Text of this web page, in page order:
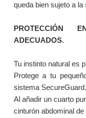
queda bien sujeto a
PROTECCIÓN
ADECUADOS.
Tu instinto natural es
Protege a tu
sistema SecureGuard.
Al añadir un cuarto
cinturón abdominal